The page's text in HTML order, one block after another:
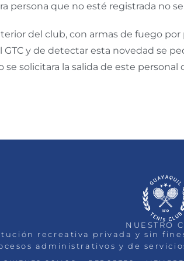
persona que no esté registrada no
del club, con armas de fuego
GTC y de detectar esta novedad se
solicitara la salida de este personal
NUESTRO
recreativa privada y sin
administrativos y de